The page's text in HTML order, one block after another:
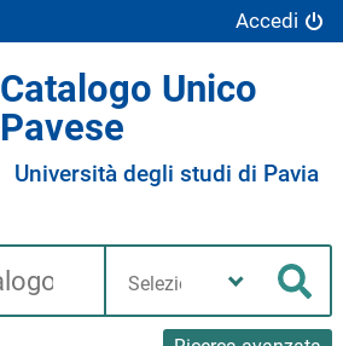
Accedi
Catalogo Unico
Pavese
Università degli studi di Pavia
biblioteca